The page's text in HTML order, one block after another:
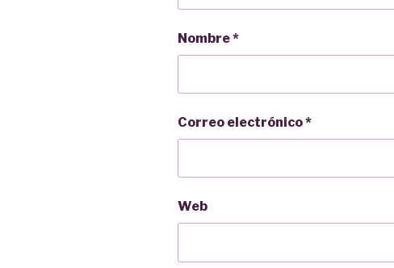
Nombre*
Correo electrónico*
Web